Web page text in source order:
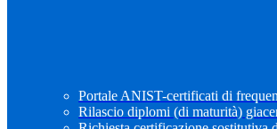
Portale ANIST-certificati di
Rilascio diplomi (di maturità)